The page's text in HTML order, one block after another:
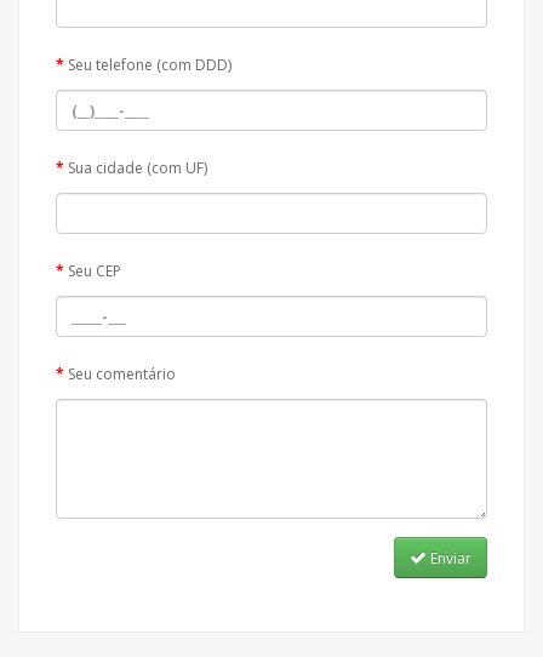
Seu telefone (com DDD)
Sua cidade (com UF)
Seu CEP
Seu comentário
Enviar